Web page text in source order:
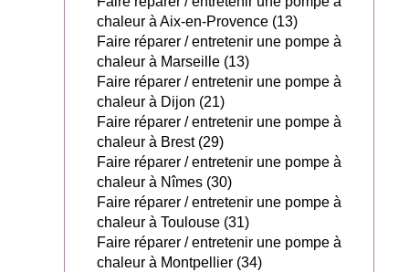
chaleur à Aix-en-Provence (13)
Faire réparer / entretenir une pompe à
chaleur à Marseille (13)
Faire réparer / entretenir une pompe à
chaleur à Dijon (21)
Faire réparer / entretenir une pompe à
chaleur à Brest (29)
Faire réparer / entretenir une pompe à
chaleur à Nîmes (30)
Faire réparer / entretenir une pompe à
chaleur à Toulouse (31)
Faire réparer / entretenir une pompe à
chaleur à Montpellier (34)